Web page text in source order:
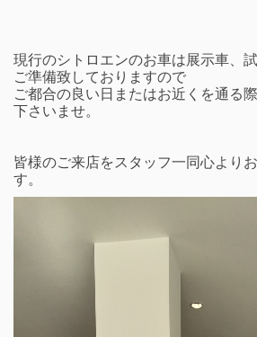
現行のシトロエンのお車は展示車、
ご準備致しておりますので
ご都合の良い日またはお近くを通る
下さいませ。
皆様のご来店をスタッフ一同心より
す。